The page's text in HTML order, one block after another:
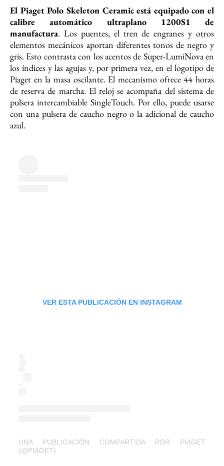
El Piaget Polo Skeleton Ceramic está equipado con el
calibre automático ultraplano 1200S1 de
manufactura. Los puentes, el tren de engranes y otros
elementos mecánicos aportan diferentes tonos de negro y
gris. Esto contrasta con los acentos de Super-LumiNova en
los índices y las agujas y, por primera vez, en el logotipo de
Piaget en la masa oscilante. El mecanismo ofrece 44 horas
de reserva de marcha. El reloj se acompaña del sistema de
pulsera intercambiable SingleTouch. Por ello, puede usarse
con una pulsera de caucho negro o la adicional de caucho
azul.
VER ESTA PUBLICACIÓN EN INSTAGRAM
UNA PUBLICACIÓN COMPARTIDA POR PIAGET
(@PIAGET)